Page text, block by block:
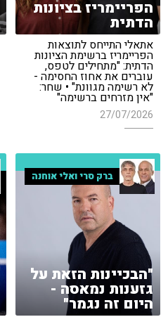
הפריימריז בציונות
הדתית
אתאלי התייחס לתוצאות
הפריימריז ברשימת הציונות
הדתית: "מתחילים לטפס,
עוברים את אחוז החסימה -
לא רשימה מגוונת" • שחר:
"אין מזרחים ברשימה"
27/07/2026
ברק סרי ואלי אוחנה
"הבכיינות הזאת על
גזענות נמאסה -
היום זה נגמר"